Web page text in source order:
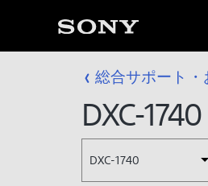
総合サポート・
DXC-1740
DXC-1740